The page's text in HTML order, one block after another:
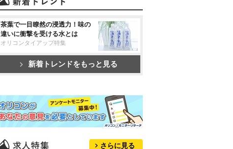
茶葉で一目瞭然の浸透力！味の
違いに衝撃を受ける水とは
オリコンタイアップ特集
新着トレンドをもっと見る
さらに見る